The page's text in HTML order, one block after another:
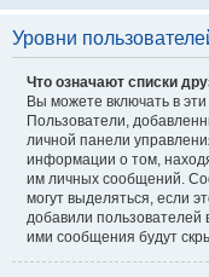
Уровни
Что означают списки
Вы можете включать в
Пользователи,
личной панели
информации о том,
им личных сообщений.
могут выделяться, если
добавили пользователей
ими сообщения будут